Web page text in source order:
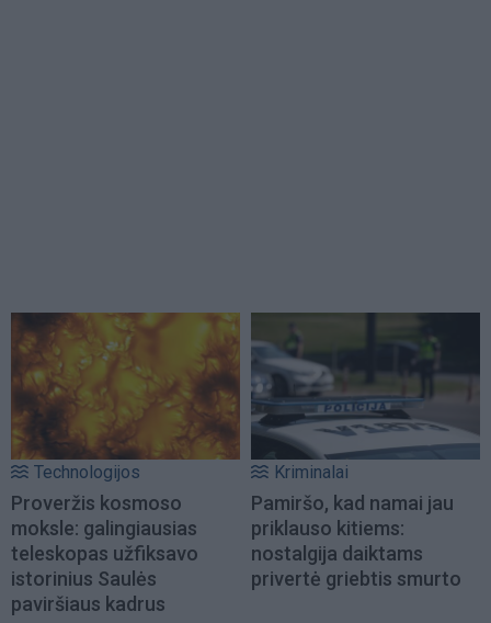
Technologijos
Proveržis kosmoso
moksle: galingiausias
teleskopas užfiksavo
istorinius Saulės
paviršiaus kadrus
Kriminalai
Pamiršo, kad namai jau
priklauso kitiems:
nostalgija daiktams
privertė griebtis smurto